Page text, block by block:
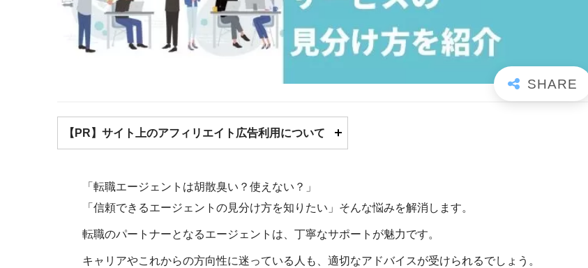
【PR】サイト上のアフィリエイト広告利用について
「転職エージェントは胡散臭い？使えない？」
「信頼できるエージェントの見分け方を知りたい」そんな悩みを解消します。
転職のパートナーとなるエージェントは、丁寧なサポートが魅力です。
キャリアやこれからの方向性に迷っている人も、適切なアドバイスが受けられるでしょう。